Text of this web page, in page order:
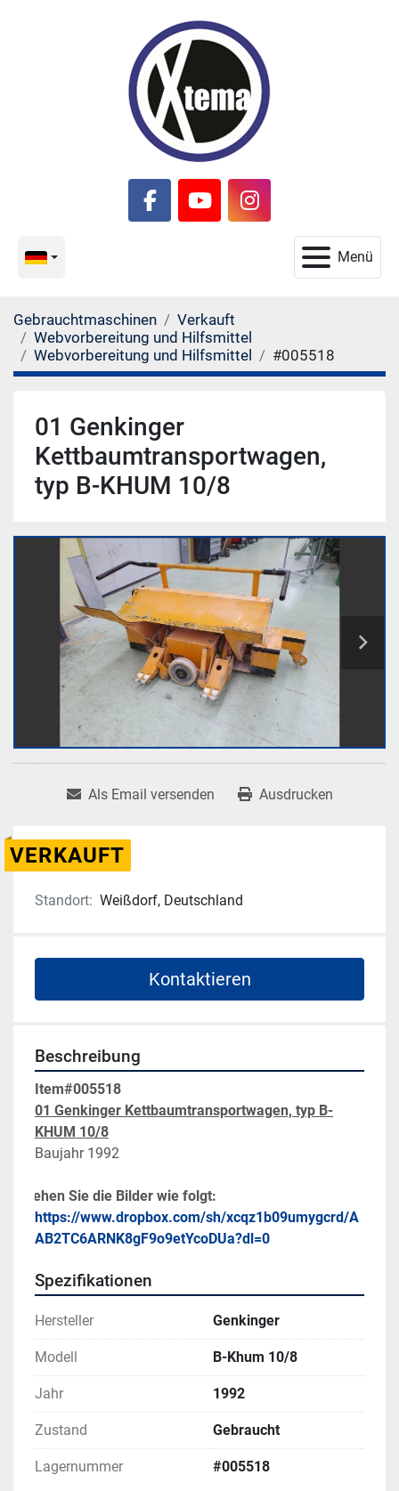
facebook
youtubeinstagram
Menü
Gebrauchtmaschinen
Verkauft
Webvorbereitung und Hilfsmittel
Webvorbereitung und Hilfsmittel
#005518
01 Genkinger
Kettbaumtransportwagen,
typ B-KHUM 10/8
Als Email versenden Ausdrucken
VERKAUFT
Standort: Weißdorf, Deutschland
Kontaktieren
Beschreibung
Item#005518
01 Genkinger Kettbaumtransportwagen, typ B-
KHUM 10/8
Baujahr 1992
sehen Sie die Bilder wie folgt:
https://www.dropbox.com/sh/xcqz1b09umygcrd/A
AB2TC6ARNK8gF9o9etYcoDUa?dl=0
Spezifikationen
Hersteller Genkinger
Modell B-Khum 10/8
Jahr 1992
Zustand Gebraucht
Lagernummer #005518